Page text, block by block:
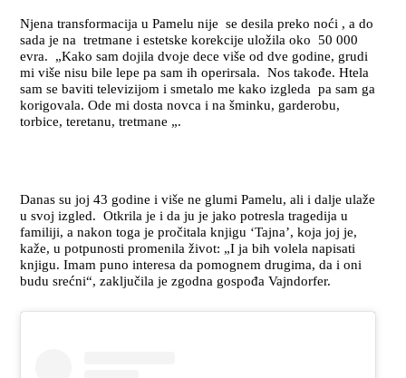
Njena transformacija u Pamelu nije se desila preko noći , a do
sada je na tretmane i estetske korekcije uložila oko 50 000
evra. „Kako sam dojila dvoje dece više od dve godine, grudi
mi više nisu bile lepe pa sam ih operirsala. Nos takođe. Htela
sam se baviti televizijom i smetalo me kako izgleda pa sam ga
korigovala. Ode mi dosta novca i na šminku, garderobu,
torbice, teretanu, tretmane „.
Danas su joj 43 godine i više ne glumi Pamelu, ali i dalje ulaže
u svoj izgled. Otkrila je i da ju je jako potresla tragedija u
familiji, a nakon toga je pročitala knjigu ‘Tajna’, koja joj je,
kaže, u potpunosti promenila život: „I ja bih volela napisati
knjigu. Imam puno interesa da pomognem drugima, da i oni
budu srećni“, zaključila je zgodna gospođa Vajndorfer.